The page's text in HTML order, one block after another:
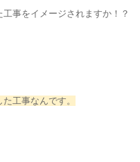
事をイメージされますか！？
工事なんです。